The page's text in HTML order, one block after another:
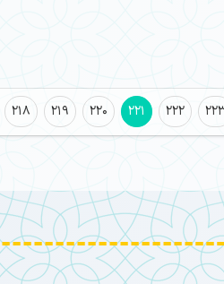
218 219 220 221 222